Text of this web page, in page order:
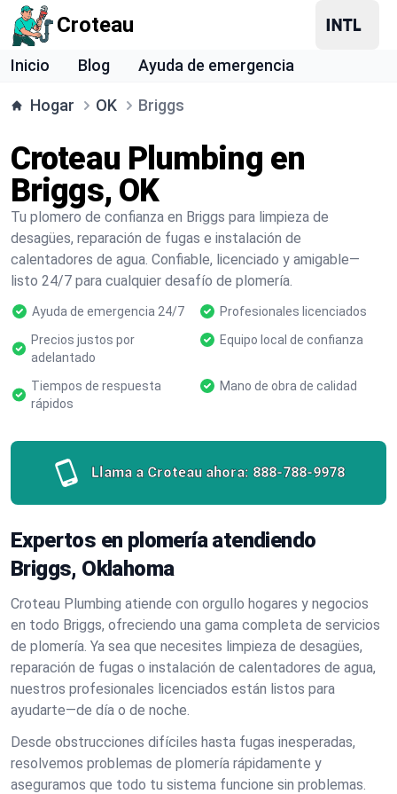
Croteau
Inicio Blog Ayuda de emergencia
Hogar OK Briggs
Croteau Plumbing en
Briggs, OK
Tu plomero de confianza en Briggs para limpieza de
desagües, reparación de fugas e instalación de
calentadores de agua. Confiable, licenciado y amigable—
listo 24/7 para cualquier desafío de plomería.
Ayuda de emergencia 24/7
Profesionales licenciados
Precios justos por
adelantado
Equipo local de confianza
Tiempos de respuesta
rápidos
Mano de obra de calidad
Llama a Croteau ahora: 888-788-9978
Expertos en plomería atendiendo
Briggs, Oklahoma
Croteau Plumbing atiende con orgullo hogares y negocios
en todo Briggs, ofreciendo una gama completa de servicios
de plomería. Ya sea que necesites limpieza de desagües,
reparación de fugas o instalación de calentadores de agua,
nuestros profesionales licenciados están listos para
ayudarte—de día o de noche.
Desde obstrucciones difíciles hasta fugas inesperadas,
resolvemos problemas de plomería rápidamente y
aseguramos que todo tu sistema funcione sin problemas.